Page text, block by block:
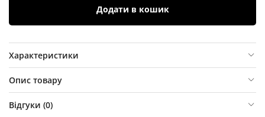
Додати в кошик
Характеристики
Опис товару
Відгуки (0)